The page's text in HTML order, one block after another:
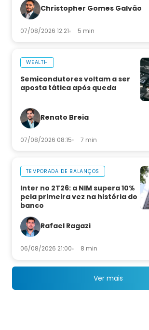
Christopher Gomes Galvão
07/08/2026 12:21 5 min
WEALTH
Semicondutores voltam a ser
aposta tática após queda
Renato Breia
07/08/2026 08:15 7 min
TEMPORADA DE BALANÇOS
Inter no 2T26: a NIM supera 10%
pela primeira vez na história do
banco
Rafael Ragazi
06/08/2026 21:00 8 min
Ver mais